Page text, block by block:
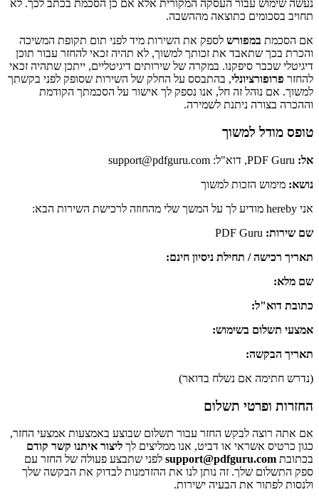
נעשה שימוש עבור העסקה המקורית אלא אם כן הסכמת בכתב לכך. לא
תחויב בסכומים כתוצאה מההשבה.
אם הסכמת במפורש לספק את השירות מיד לפני תום תקופת המשיכה
והכרת בכך שתאבד את זכותך למשוך, לא תהיה זכאי להחזר עבור תוכן
דיגיטלי שכבר סיפקנו. במקרה של שירותים דיגיטליים, ייתכן שתהיה זכאי
להחזר פרופורציונלי, בהתבסס על החלק של השירות שסופק לפני בקשתך
למשוך. אם נוהל זה חל, אנו נספק לך אישור על הסכמתך הקודמת
וההכרה בצורה ניתנת לשמירה.
טופס מודל למשוך
אל:
נושא: מימוש הזכות למשוך
אני hereby מודיע לך על המשך שלי מהחוזה לרכישת השירות הבא:
שם שירות:
תאריך רכישה / תחילת ניסיון חינם:
שם מלא:
כתובת דוא"ל:
אמצעי תשלום בשימוש:
תאריך הבקשה:
(נדרש חתימה אם נשלח בדואר)
החזרות ופרטי תשלום
אם אתה רוצה לבקש החזר עבור תשלום שבוצע באמצעות אמצעי החזר,
כגון כרטיס אשראי או דביט, אנו ממליצים לך ליצור איתנו קשר קודם
בכתובת support@pdfguru.com לפני שתבצע פעולה של החזר עם
ספק התשלום שלך. זה נותן לנו את ההזדמנות לבדוק את הבקשה שלך
ולנסות לפתור את הבעיה ישירות.